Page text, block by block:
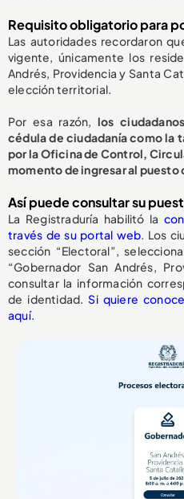
Requisito obligatorio para
Las autoridades recordaron
vigente, únicamente los
Andrés, Providencia y Santa
elección territorial.
Por esa razón,los
cédula de ciudadanía como la
por la Oficina de Control,
momento de ingresar al puesto
Así puede consultar su
La Registraduría habilitó la
través de su portal web. Los
sección “Electoral”,
“Gobernador San Andrés,
consultar la información
de identidad.Si quiere
aquí.